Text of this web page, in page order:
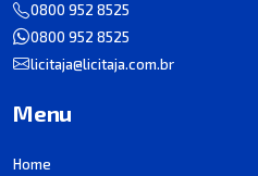
0800 952 8525
0800 952 8525
licitaja@licitaja.com.br
Menu
Home